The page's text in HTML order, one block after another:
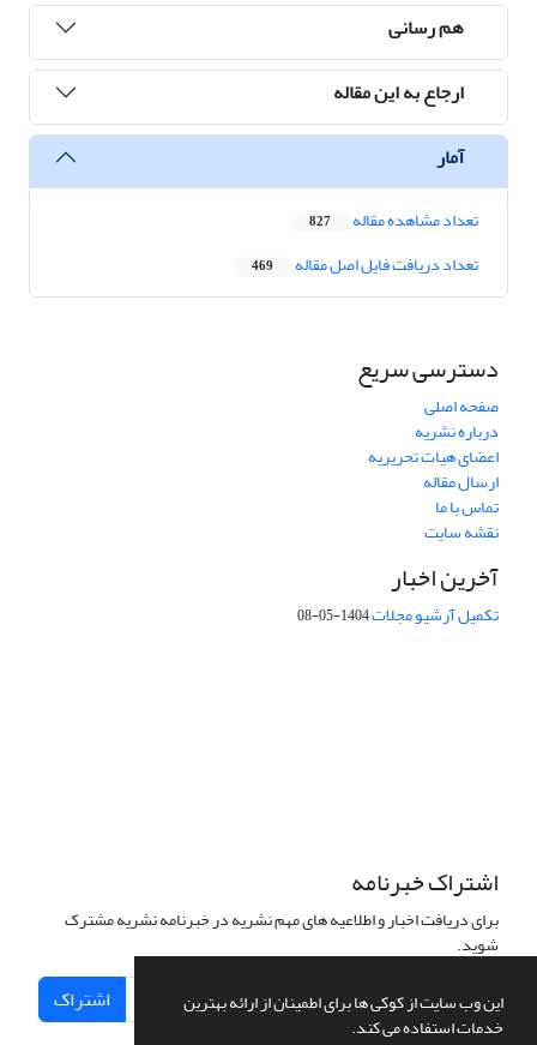
این وب سایت از کوکی ها برای اطمینان از ارائه بهترین
خدمات استفاده می کند.
هم رسانی
ارجاع به این مقاله
آمار
تعداد مشاهده مقاله 827
تعداد دریافت فایل اصل مقاله 469
دسترسی سریع
صفحه اصلی
درباره نشریه
اعضای هیات تحریریه
ارسال مقاله
تماس با ما
نقشه سایت
آخرین اخبار
تکمیل آرشیو مجلات1404-05-08
اشتراک خبرنامه
برای دریافت اخبار و اطلاعیه های مهم نشریه در خبرنامه نشریه مشترک
شوید.
اشتراک